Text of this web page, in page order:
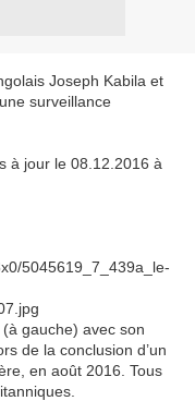
Joseph Kabila et
surveillance
à jour le 08.12.2016 à
5045619_7_439a_le-